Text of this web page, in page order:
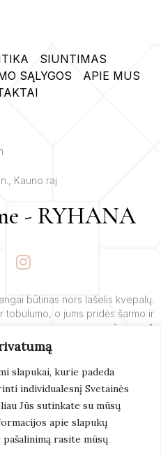
slapukai, kurie padeda
individualesnį Svetainės
Jūs sutinkate su mūsų
apie slapukų
rasite mūsų
SIUNTIMAS
SĄLYGOS
APIE MUS
Kauno raj
- RYHANA
I
n
t
a
g
r
a
m
būtinas nors lašelis kvepalų.
tobulumo, o jums pridės šarmo ir
žavesio“.
SkaitytiDaugiau